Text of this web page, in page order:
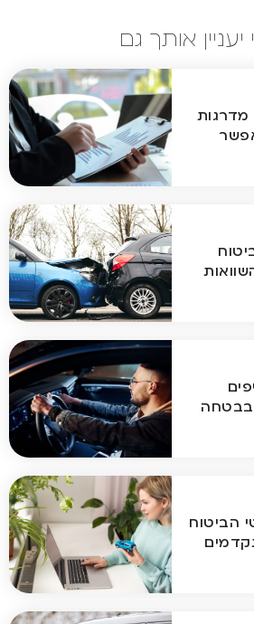
יעניין אותך גם
מדרגות
10 טיפים
בבטחה
הביטוח